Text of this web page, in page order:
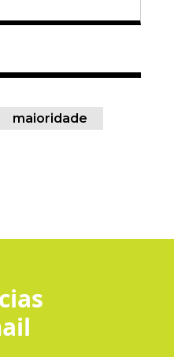
maioridade